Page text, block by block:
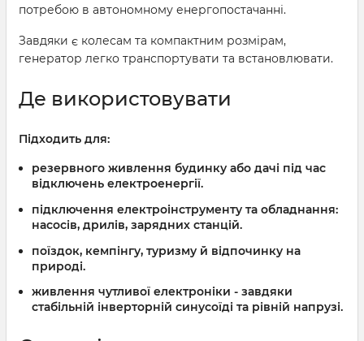
потребою в автономному енергопостачанні.
Завдяки є колесам та компактним розмірам,
генератор легко транспортувати та встановлювати.
Де використовувати
Підходить для:
резервного живлення будинку або дачі під час
відключень електроенергії.
підключення електроінструменту та обладнання:
насосів, дрилів, зарядних станцій.
поїздок, кемпінгу, туризму й відпочинку на
природі.
живлення чутливої електроніки - завдяки
стабільній інверторній синусоїді та рівній напрузі.